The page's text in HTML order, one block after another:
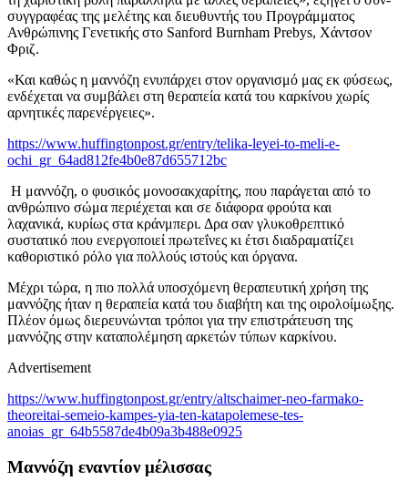
συγγραφέας της μελέτης και διευθυντής του Προγράμματος
Ανθρώπινης Γενετικής στο Sanford Burnham Prebys, Χάντσον
Φριζ.
«Και καθώς η μαννόζη ενυπάρχει στον οργανισμό μας εκ φύσεως,
ενδέχεται να συμβάλει στη θεραπεία κατά του καρκίνου χωρίς
αρνητικές παρενέργειες».
https://www.huffingtonpost.gr/entry/telika-leyei-to-meli-e-
ochi_gr_64ad812fe4b0e87d655712bc
Η μαννόζη, ο φυσικός μονοσακχαρίτης, που παράγεται από το
ανθρώπινο σώμα περιέχεται και σε διάφορα φρούτα και
λαχανικά, κυρίως στα κράνμπερι. Δρα σαν γλυκοθρεπτικό
συστατικό που ενεργοποιεί πρωτεΐνες κι έτσι διαδραματίζει
καθοριστικό ρόλο για πολλούς ιστούς και όργανα.
Μέχρι τώρα, η πιο πολλά υποσχόμενη θεραπευτική χρήση της
μαννόζης ήταν η θεραπεία κατά του διαβήτη και της οιρολοίμωξης.
Πλέον όμως διερευνώνται τρόποι για την επιστράτευση της
μαννόζης στην καταπολέμηση αρκετών τύπων καρκίνου.
Advertisement
https://www.huffingtonpost.gr/entry/altschaimer-neo-farmako-
theoreitai-semeio-kampes-yia-ten-katapolemese-tes-
anoias_gr_64b5587de4b09a3b488e0925
Μαννόζη εναντίον μέλισσας